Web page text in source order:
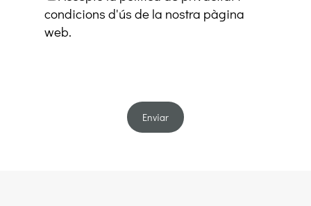
condicions d'ús de la nostra pàgina
web.